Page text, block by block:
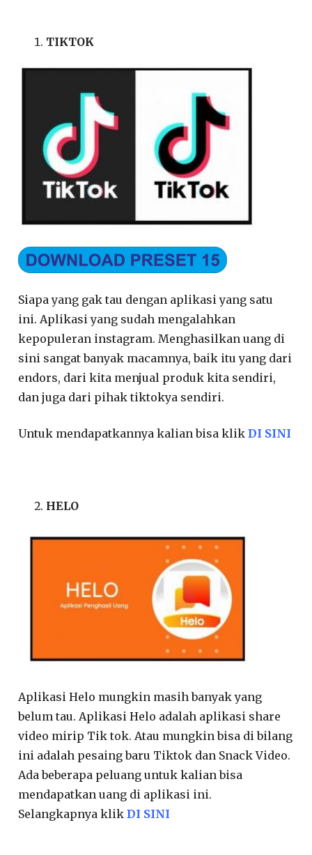
TIKTOK
Siapa yang gak tau dengan aplikasi yang satu
ini. Aplikasi yang sudah mengalahkan
kepopuleran instagram. Menghasilkan uang di
sini sangat banyak macamnya, baik itu yang dari
endors, dari kita menjual produk kita sendiri,
dan juga dari pihak tiktokya sendiri.
Untuk mendapatkannya kalian bisa klikDI SINI
HELO
Aplikasi Helo mungkin masih banyak yang
belum tau. Aplikasi Helo adalah aplikasi share
video mirip Tik tok. Atau mungkin bisa di bilang
ini adalah pesaing baru Tiktok dan Snack Video.
Ada beberapa peluang untuk kalian bisa
mendapatkan uang di aplikasi ini.
Selangkapnya klikDI SINI